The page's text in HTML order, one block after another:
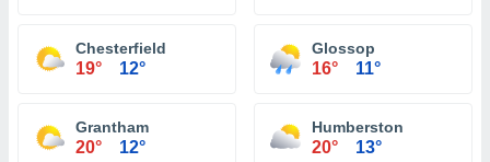
Chesterfield
19° 12°
Glossop
16° 11°
Grantham
20° 12°
Humberston
20° 13°